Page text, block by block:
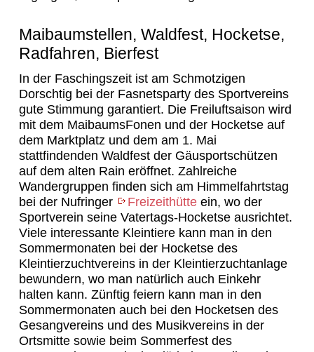
Maibaumstellen, Waldfest, Hocketse,
Radfahren, Bierfest
In der Faschingszeit ist am Schmotzigen
Dorschtig bei der Fasnetsparty des Sportvereins
gute Stimmung garantiert. Die Freiluftsaison wird
mit dem MaibaumsFonen und der Hocketse auf
dem Marktplatz und dem am 1. Mai
stattfindenden Waldfest der Gäusportschützen
auf dem alten Rain eröffnet. Zahlreiche
Wandergruppen finden sich am Himmelfahrtstag
bei der Nufringer
Freizeithütteein, wo der
Sportverein seine Vatertags-Hocketse ausrichtet.
Viele interessante Kleintiere kann man in den
Sommermonaten bei der Hocketse des
Kleintierzuchtvereins in der Kleintierzuchtanlage
bewundern, wo man natürlich auch Einkehr
halten kann. Zünftig feiern kann man in den
Sommermonaten auch bei den Hocketsen des
Gesangvereins und des Musikvereins in der
Ortsmitte sowie beim Sommerfest des